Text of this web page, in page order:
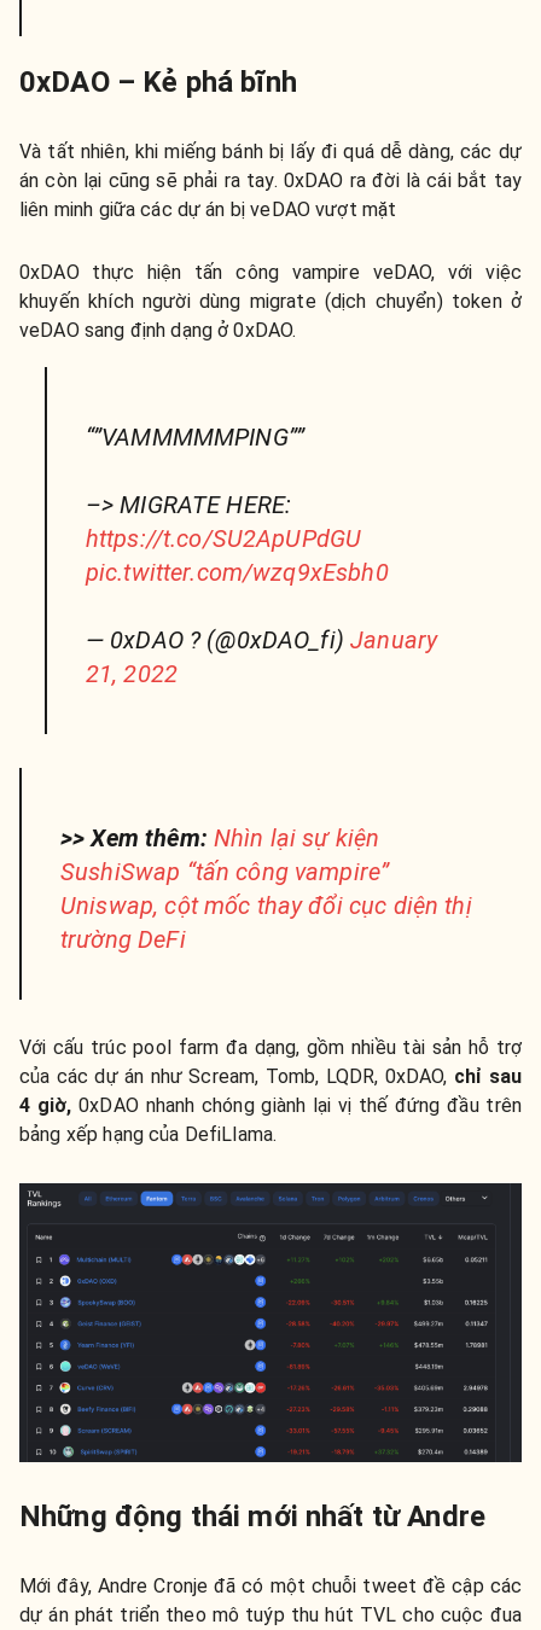
0xDAO – Kẻ phá bĩnh
Và tất nhiên, khi miếng bánh bị lấy đi quá dễ dàng, các dự
án còn lại cũng sẽ phải ra tay. 0xDAO ra đời là cái bắt tay
liên minh giữa các dự án bị veDAO vượt mặt
0xDAO thực hiện tấn công vampire veDAO, với việc
khuyến khích người dùng migrate (dịch chuyển) token ở
veDAO sang định dạng ở 0xDAO.
“”VAMMMMMPING””
–> MIGRATE HERE:
https://t.co/SU2ApUPdGU
pic.twitter.com/wzq9xEsbh0
— 0xDAO ? (@0xDAO_fi)January
21, 2022
>> Xem thêm: Nhìn lại sự kiện
SushiSwap “tấn công vampire”
Uniswap, cột mốc thay đổi cục diện thị
trường DeFi
Với cấu trúc pool farm đa dạng, gồm nhiều tài sản hỗ trợ
của các dự án như Scream, Tomb, LQDR, 0xDAO, chỉ sau
4 giờ, 0xDAO nhanh chóng giành lại vị thế đứng đầu trên
bảng xếp hạng của DefiLlama.
Những động thái mới nhất từ Andre
Mới đây, Andre Cronje đã có một chuỗi tweet đề cập các
dự án phát triển theo mô tuýp thu hút TVL cho cuộc đua